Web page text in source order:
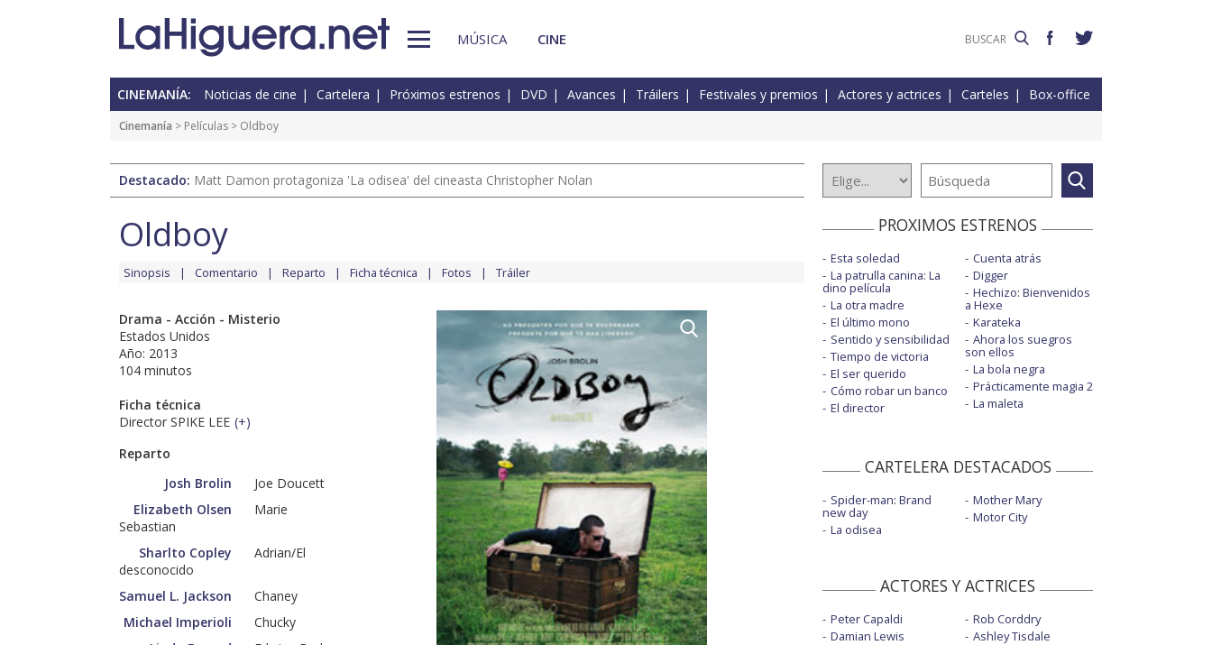
MÚSICA CINE
CINEMANÍA: Noticias de cine Cartelera Próximos estrenos DVD Avances Tráilers Festivales y premios Actores y actrices Carteles Box-office
Cinemanía > Películas > Oldboy
Destacado: Matt Damon protagoniza 'La odisea' del cineasta Christopher Nolan
Oldboy
Sinopsis Comentario Reparto Ficha técnica Fotos Tráiler
Drama - Acción - Misterio
Estados Unidos
Año: 2013
104 minutos
Ficha técnica
Director SPIKE LEE (+)
Reparto
Josh Brolin
Joe Doucett
Elizabeth Olsen
Marie
Sebastian
Sharlto Copley
Adrian/El
desconocido
Samuel L. Jackson
Chaney
Michael Imperioli
Chucky
PROXIMOS ESTRENOS
Esta soledad
La patrulla canina: La
dino película
La otra madre
El último mono
Sentido y sensibilidad
Tiempo de victoria
El ser querido
Cómo robar un banco
El director
Cuenta atrás
Digger
Hechizo: Bienvenidos
a Hexe
Karateka
Ahora los suegros
son ellos
La bola negra
Prácticamente magia 2
La maleta
CARTELERA DESTACADOS
Spider-man: Brand
new day
La odisea
Mother Mary
Motor City
ACTORES Y ACTRICES
Peter Capaldi
Damian Lewis
Rob Corddry
Ashley Tisdale